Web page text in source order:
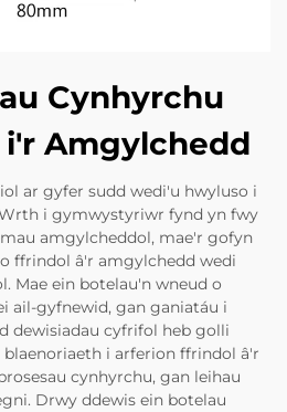
Cynhyrchu
Amgylchedd
ar gyfer sudd wedi'u hwyluso i
i gymwystyriwr fynd yn fwy
amgylcheddol, mae'r gofyn
ffrindol â'r amgylchedd wedi
Mae ein botelau'n wneud o
ail-gyfnewid, gan ganiatáu i
dewisiadau cyfrifol heb golli
i arferion ffrindol â'r
cynhyrchu, gan leihau
Drwy ddewis ein botelau